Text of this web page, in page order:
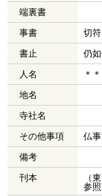
端裏書
事書
切
書止
仍
人名
＊
地名
寺社名
その他事項
仏
備考
刊本
（
参照